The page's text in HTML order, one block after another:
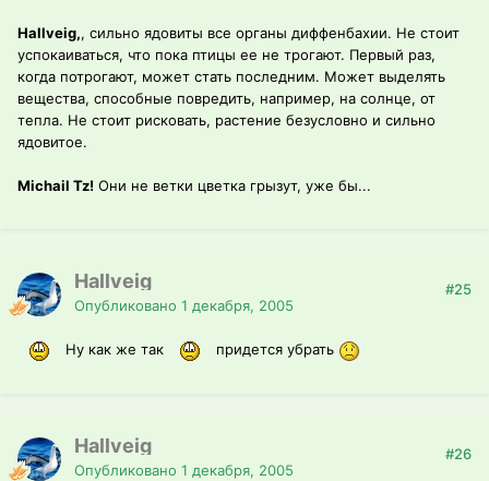
Hallveig,, сильно ядовиты все органы диффенбахии. Не стоит
успокаиваться, что пока птицы ее не трогают. Первый раз,
когда потрогают, может стать последним. Может выделять
вещества, способные повредить, например, на солнце, от
тепла. Не стоит рисковать, растение безусловно и сильно
ядовитое.
Michail Tz! Они не ветки цветка грызут, уже бы...
Hallveig
Опубликовано 1 декабря, 2005
#25
Ну как же так придется убрать
Hallveig
Опубликовано 1 декабря, 2005
#26